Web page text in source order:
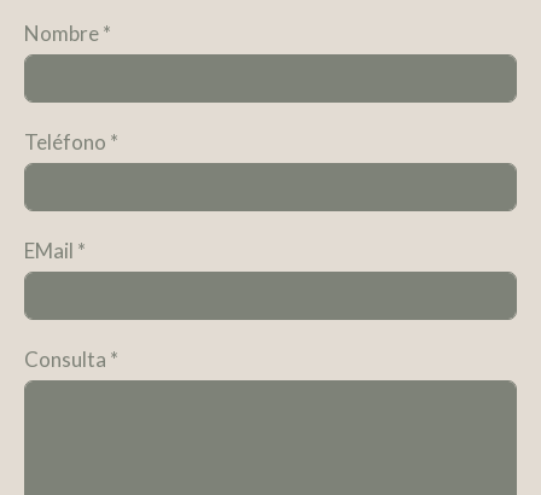
Nombre*
Teléfono *
EMail *
Consulta *